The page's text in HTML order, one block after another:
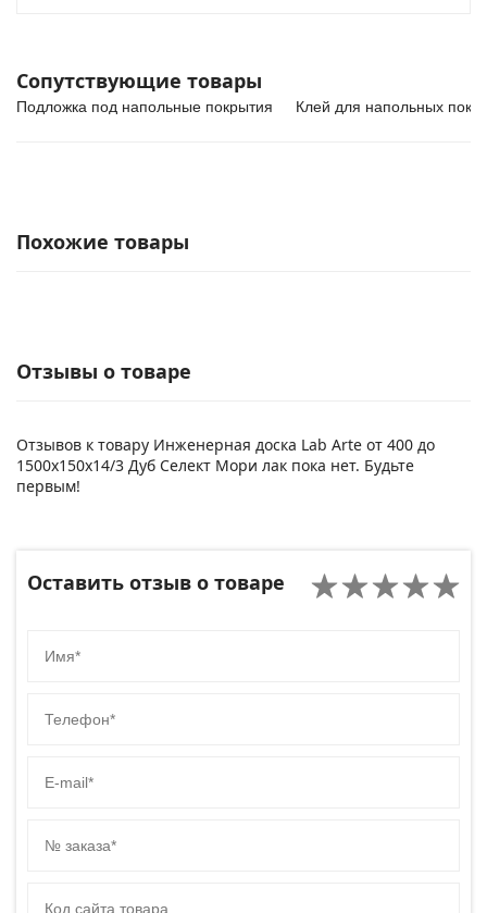
Сопутствующие товары
Подложка под напольные покрытия Клей для напольных
Похожие товары
Отзывы о товаре
Отзывов к товару Инженерная доска Lab Arte от 400 до
1500х150х14/3 Дуб Селект Мори лак пока нет. Будьте
первым!
Оставить отзыв о товаре